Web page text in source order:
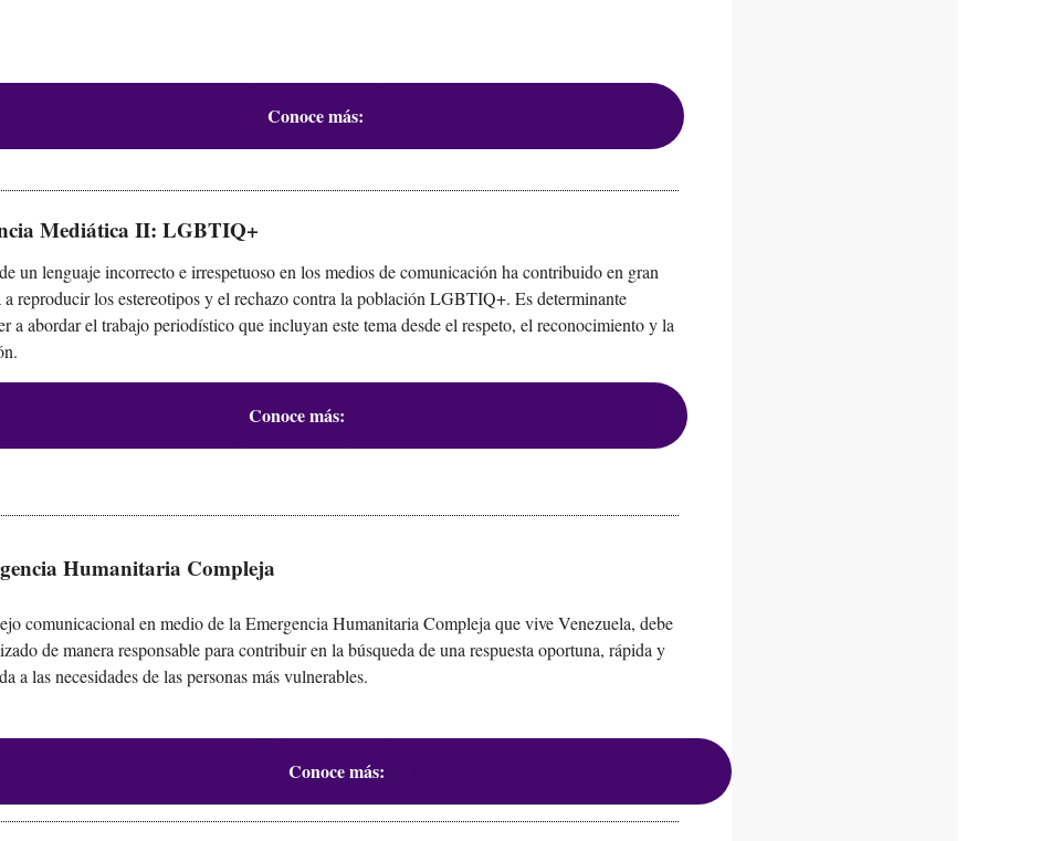
Conoce más:
Mediática II: LGBTIQ+
un lenguaje incorrecto e irrespetuoso en los medios de comunicación ha contribuido en gran
a reproducir los estereotipos y el rechazo contra la población LGBTIQ+. Es determinante
a abordar el trabajo periodístico que incluyan este tema desde el respeto, el reconocimiento y la
Conoce más:
Humanitaria Compleja
comunicacional en medio de la Emergencia Humanitaria Compleja que vive Venezuela, debe
de manera responsable para contribuir en la búsqueda de una respuesta oportuna, rápida y
a las necesidades de las personas más vulnerables.
Conoce más: